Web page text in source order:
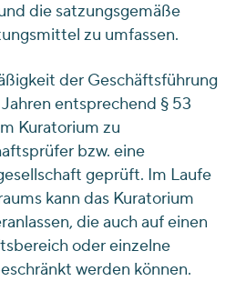
die satzungsgemäße
zu umfassen.
der Geschäftsführung
entsprechend § 53
Kuratorium zu
bzw. eine
geprüft. Im Laufe
kann das Kuratorium
die auch auf einen
oder einzelne
werden können.